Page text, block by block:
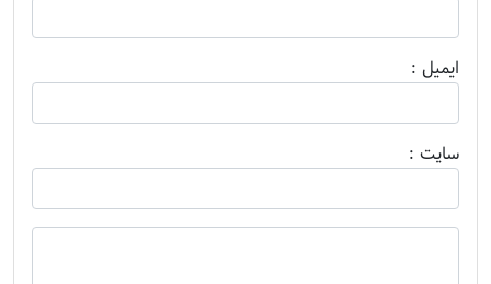
ايميل :
سايت :